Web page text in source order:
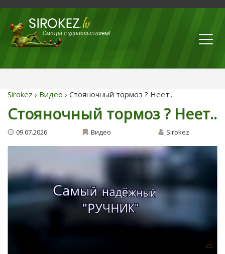
Sirokez › Видео › Стояночный тормоз ? Неет..
Стояночный тормоз ? Неет..
09.07.2026 Видео Sirokez